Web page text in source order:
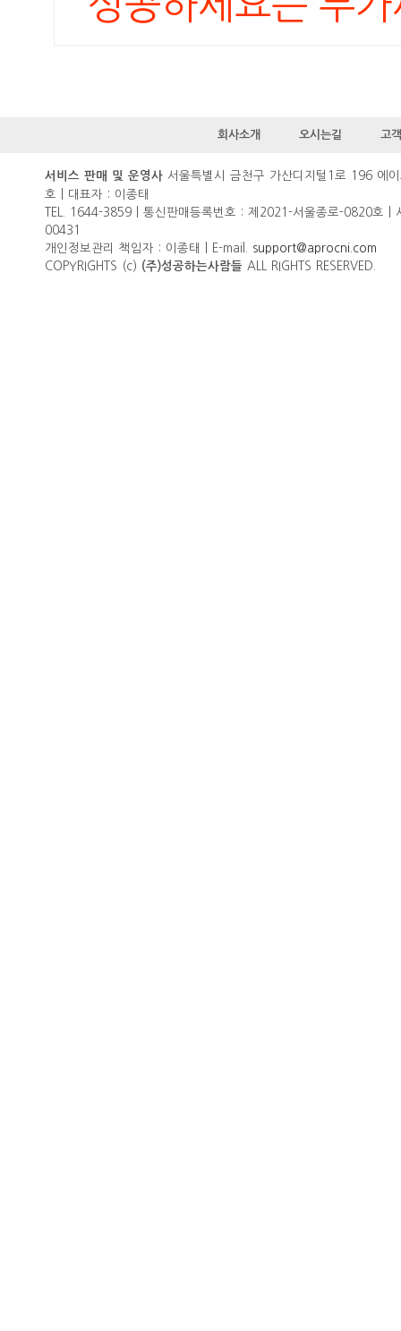
회사소개 오시는길 고
서비스 판매 및 운영사 서울특별시 금천구 가산디지털1로 196 에
호 | 대표자 : 이종태
TEL. 1644-3859 | 통신판매등록번호 : 제2021-서울종로-0820호 |
00431
개인정보관리 책임자 : 이종태 | E-mail. support@aprocni.com
COPYRIGHTS (c) (주)성공하는사람들 ALL RIGHTS RESERVED.